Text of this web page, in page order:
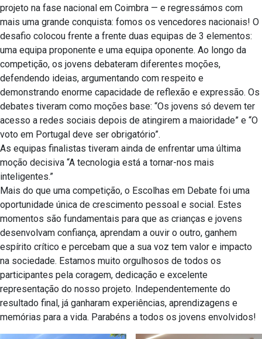
projeto na fase nacional em Coimbra — e regressámos com
mais uma grande conquista: fomos os vencedores nacionais! O
desafio colocou frente a frente duas equipas de 3 elementos:
uma equipa proponente e uma equipa oponente. Ao longo da
competição, os jovens debateram diferentes moções,
defendendo ideias, argumentando com respeito e
demonstrando enorme capacidade de reflexão e expressão. Os
debates tiveram como moções base: “Os jovens só devem ter
acesso a redes sociais depois de atingirem a maioridade” e “O
voto em Portugal deve ser obrigatório”.
As equipas finalistas tiveram ainda de enfrentar uma última
moção decisiva “A tecnologia está a tornar-nos mais
inteligentes.”
Mais do que uma competição, o Escolhas em Debate foi uma
oportunidade única de crescimento pessoal e social. Estes
momentos são fundamentais para que as crianças e jovens
desenvolvam confiança, aprendam a ouvir o outro, ganhem
espírito crítico e percebam que a sua voz tem valor e impacto
na sociedade. Estamos muito orgulhosos de todos os
participantes pela coragem, dedicação e excelente
representação do nosso projeto. Independentemente do
resultado final, já ganharam experiências, aprendizagens e
memórias para a vida. Parabéns a todos os jovens envolvidos!